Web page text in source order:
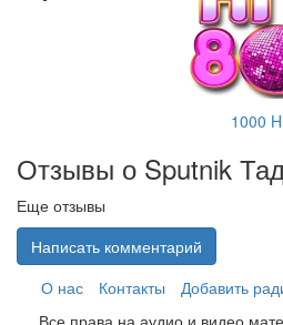
1000
Отзывы о Sputnik
Еще отзывы
Написать комментарий
О нас
Контакты Добавить
Все права на аудио и видео